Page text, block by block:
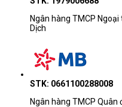
Ngân hàng TMCP
Dịch
STK: 0661100288008
Ngân hàng TMCP Quân